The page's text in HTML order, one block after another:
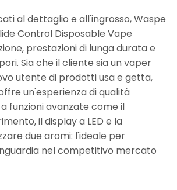
al dettaglio e all'ingrosso, Waspe
Control Disposable Vape
prestazioni di lunga durata e
Sia che il cliente sia un vaper
utente di prodotti usa e getta,
un'esperienza di qualità
funzioni avanzate come il
il display a LED e la
due aromi: l'ideale per
nel competitivo mercato